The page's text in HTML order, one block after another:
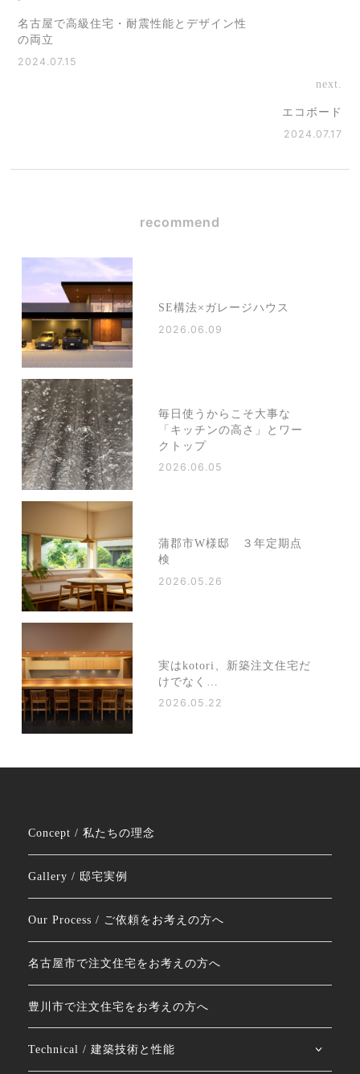
名古屋で高級住宅・耐震性能とデザイン性
の両立
2024.07.15
next.
エコボード
2024.07.17
recommend
SE構法×ガレージハウス
2026.06.09
毎日使うからこそ大事な
「キッチンの高さ」とワー
クトップ
2026.06.05
蒲郡市W様邸 ３年定期点
検
2026.05.26
実はkotori、新築注文住宅だ
けでなく…
2026.05.22
Concept / 私たちの理念
Gallery / 邸宅実例
Our Process / ご依頼をお考えの方へ
名古屋市で注文住宅をお考えの方へ
豊川市で注文住宅をお考えの方へ
Technical / 建築技術と性能